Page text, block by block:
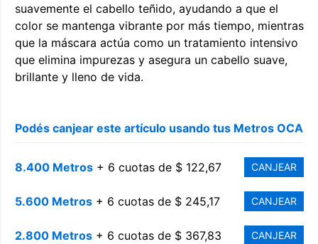
suavemente el cabello teñido, ayudando a que el
color se mantenga vibrante por más tiempo, mientras
que la máscara actúa como un tratamiento intensivo
que elimina impurezas y asegura un cabello suave,
brillante y lleno de vida.
Podés canjear este artículo usando tus Metros OCA
8.400 Metros + 6 cuotas de $ 122,67 CANJEAR
5.600 Metros + 6 cuotas de $ 245,17 CANJEAR
2.800 Metros + 6 cuotas de $ 367,83 CANJEAR